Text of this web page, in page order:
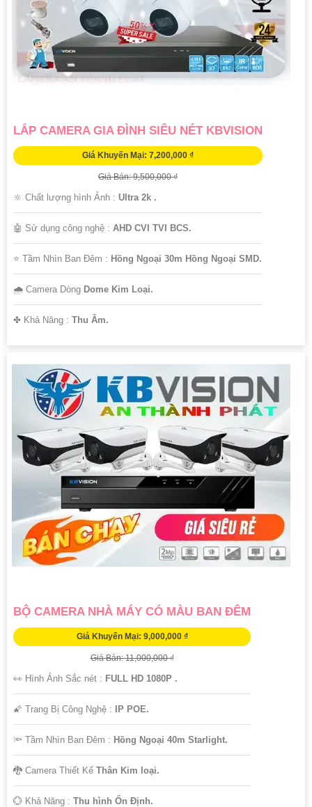
LẮP CAMERA GIA ĐÌNH SIÊU NÉT KBVISION
Giá Khuyến Mại: 7,200,000 ₫
Giá Bán: 9,500,000 ₫
🔆 Chất lượng hình Ảnh : Ultra 2k .
🤖️ Sử dụng công nghệ : AHD CVI TVI BCS.
⭐ Tầm Nhìn Ban Đêm : Hồng Ngoại 30m Hồng Ngoại SMD.
🌧️ Camera Dòng Dome Kim Loại.
️✤ Khả Năng : Thu Âm.
BỘ CAMERA NHÀ MÁY CÓ MÀU BAN ĐÊM
Giá Khuyến Mại: 9,000,000 ₫
Giá Bán: 11,000,000 ₫
👀 Hình Ảnh Sắc nét : FULL HD 1080P .
🌠 Trang Bị Công Nghệ : IP POE.
🔦 Tầm Nhìn Ban Đêm : Hồng Ngoại 40m Starlight.
🐉️ Camera Thiết Kế Thân Kim loại.
️💮 Khả Năng : Thu hình Ổn Định.